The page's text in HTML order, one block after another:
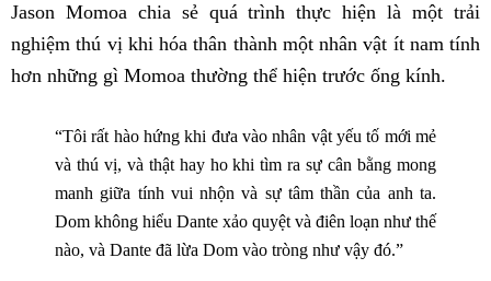
Jason Momoa chia sẻ quá trình thực hiện là một trải
nghiệm thú vị khi hóa thân thành một nhân vật ít nam tính
hơn những gì Momoa thường thể hiện trước ống kính.
“Tôi rất hào hứng khi đưa vào nhân vật yếu tố mới mẻ
và thú vị, và thật hay ho khi tìm ra sự cân bằng mong
manh giữa tính vui nhộn và sự tâm thần của anh ta.
Dom không hiểu Dante xảo quyệt và điên loạn như thế
nào, và Dante đã lừa Dom vào tròng như vậy đó.”